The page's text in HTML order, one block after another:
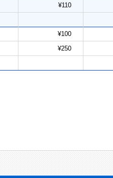
¥110
¥100
¥250